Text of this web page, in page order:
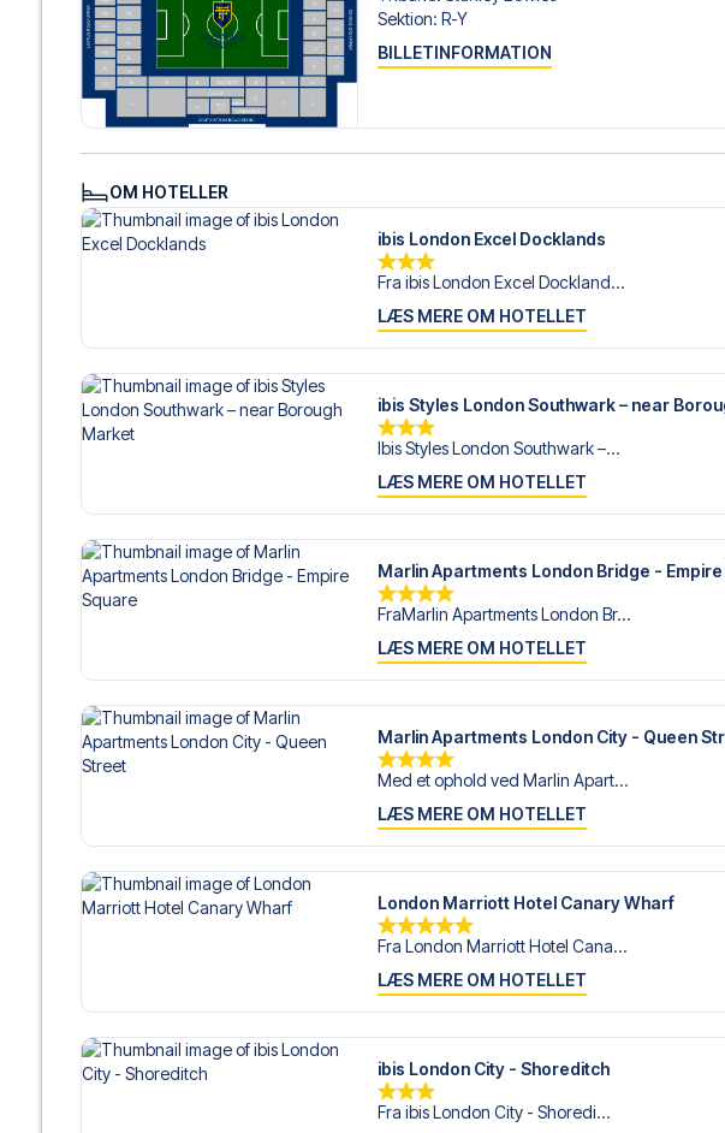
luksuriøse 5-stjernede hoteller til charmerende boutiquehoteller og prisvenlige
enhver rejsende. Vi tager højde for beliggenhed, komfort og pris. Det eneste du
passer dig bedst. Hvis du foretrækker et specifikt hotel, som vi ikke tilbyder, så
gøre.
Vi tilbyder fodboldpakker til QPR både med og uden fly, så du selv kan vælge at
ønsker dette.
Hvis du derimod vælger en af vores komplette pakker inklusive fly, vil du
og fokusere på at nyde fodboldoplevelsen.
Sikker booking og personlig service
Din sikkerhed og oplevelse er vores højeste prioritet. Vi sørger for en problemfri
din fodboldpakke og står klar med personlig service både før og under rejsen.
, hvis du har brug for hjælp til at bestille rejsen.
os hjælpe dig med at realisere din drøm om en fodboldtur.
Sektion: R-Y
BILLETINFORMATION
OM HOTELLER
ibis London Excel Docklands
Fra ibis London Excel Dockland...
LÆS MERE OM HOTELLET
ibis Styles London Southwark – near
Ibis Styles London Southwark –...
LÆS MERE OM HOTELLET
Marlin Apartments London Bridge -
FraMarlin Apartments London Br...
LÆS MERE OM HOTELLET
Marlin Apartments London City - Queen
Med et ophold ved Marlin Apart...
LÆS MERE OM HOTELLET
London Marriott Hotel Canary Wharf
Fra London Marriott Hotel Cana...
LÆS MERE OM HOTELLET
ibis London City - Shoreditch
Fra ibis London City - Shoredi...